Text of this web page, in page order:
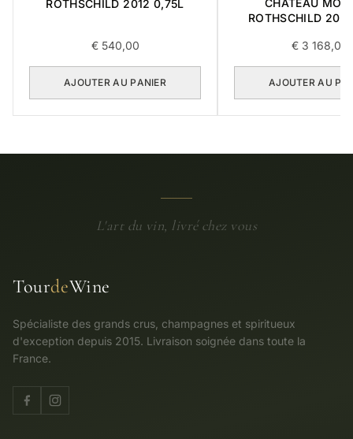
ROTHSCHILD 2012 0,75L
€540,00
AJOUTER AU PANIER
ROTHSCHILD
€ 3 168,00
AJOUTER AU
L'art du vin, livré chez vous
TourdeWine
Spécialiste des grands crus, champagnes et spiritueux
d'exception depuis 2015. Livraison soignée dans toute la
France.